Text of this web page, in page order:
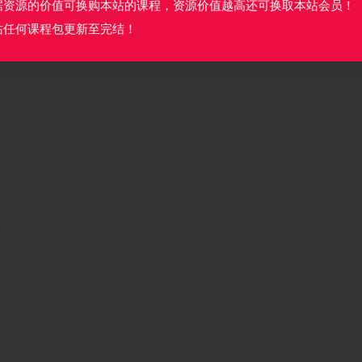
资源的价值可换购本站的课程，资源价值越高还可换取本站会员！
任何课程包更新至完结！